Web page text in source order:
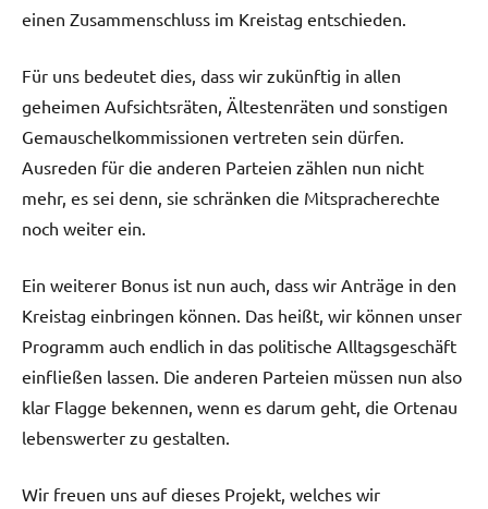
einen Zusammenschluss im Kreistag entschieden.
Für uns bedeutet dies, dass wir zukünftig in allen
geheimen Aufsichtsräten, Ältestenräten und sonstigen
Gemauschelkommissionen vertreten sein dürfen.
Ausreden für die anderen Parteien zählen nun nicht
mehr, es sei denn, sie schränken die Mitspracherechte
noch weiter ein.
Ein weiterer Bonus ist nun auch, dass wir Anträge in den
Kreistag einbringen können. Das heißt, wir können unser
Programm auch endlich in das politische Alltagsgeschäft
einfließen lassen. Die anderen Parteien müssen nun also
klar Flagge bekennen, wenn es darum geht, die Ortenau
lebenswerter zu gestalten.
Wir freuen uns auf dieses Projekt, welches wir